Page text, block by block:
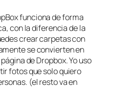
funciona de forma
con la diferencia de la
crear carpetas con
se convierten en
de Dropbox. Yo uso
fotos que solo quiero
(el resto va en